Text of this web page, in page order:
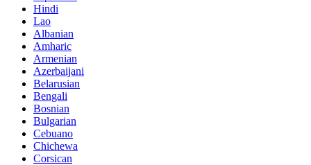
Hindi
Lao
Albanian
Amharic
Armenian
Azerbaijani
Belarusian
Bengali
Bosnian
Bulgarian
Cebuano
Chichewa
Corsican